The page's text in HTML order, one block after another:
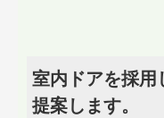
室内ドアを採用
提案します。